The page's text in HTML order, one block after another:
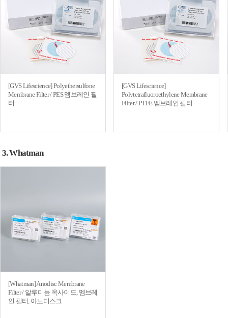
[GVS Lifescience] Polyethersulfone
Membrane Filter / PES 멤브레인 필
터
[GVS Lifescience]
Polytetrafluoroethylene Membrane
Filter / PTFE 멤브레인 필터
3. Whatman
[Whatman] Anodisc Membrane
Filter / 알루미늄 옥사이드, 멤브레
인 필터, 아노디스크